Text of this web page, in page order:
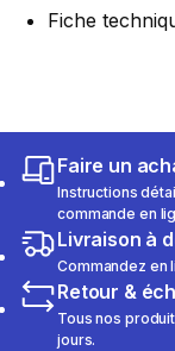
Fiche
Faire un
Instructions
commande en
Livraison à
Commandez en
Retour &
Tous nos
jours.